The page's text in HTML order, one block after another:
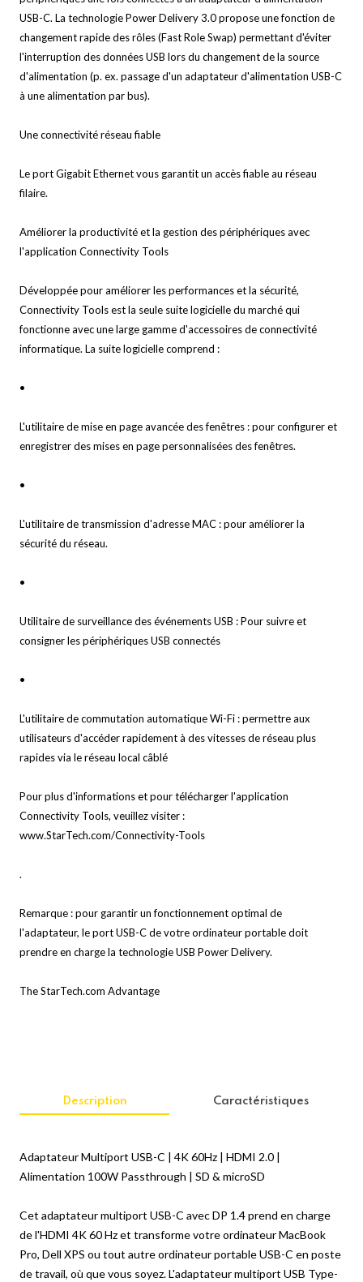
USB-C. La technologie Power Delivery 3.0 propose une fonction de
changement rapide des rôles (Fast Role Swap) permettant d'éviter
l'interruption des données USB lors du changement de la source
d'alimentation (p. ex. passage d'un adaptateur d'alimentation USB-C
à une alimentation par bus).
Une connectivité réseau fiable
Le port Gigabit Ethernet vous garantit un accès fiable au réseau
filaire.
Améliorer la productivité et la gestion des périphériques avec
l'application Connectivity Tools
Développée pour améliorer les performances et la sécurité,
Connectivity Tools est la seule suite logicielle du marché qui
fonctionne avec une large gamme d'accessoires de connectivité
informatique. La suite logicielle comprend :
•
L'utilitaire de mise en page avancée des fenêtres : pour configurer et
enregistrer des mises en page personnalisées des fenêtres.
•
L'utilitaire de transmission d'adresse MAC : pour améliorer la
sécurité du réseau.
•
Utilitaire de surveillance des événements USB : Pour suivre et
consigner les périphériques USB connectés
•
L'utilitaire de commutation automatique Wi-Fi : permettre aux
utilisateurs d'accéder rapidement à des vitesses de réseau plus
rapides via le réseau local câblé
Pour plus d'informations et pour télécharger l'application
Connectivity Tools, veuillez visiter :
www.StarTech.com/Connectivity-Tools
.
Remarque : pour garantir un fonctionnement optimal de
l'adaptateur, le port USB-C de votre ordinateur portable doit
prendre en charge la technologie USB Power Delivery.
The StarTech.com Advantage
Description Caractéristiques
Adaptateur Multiport USB-C | 4K 60Hz | HDMI 2.0 |
Alimentation 100W Passthrough | SD & microSD
Cet adaptateur multiport USB-C avec DP 1.4 prend en charge
de l'HDMI 4K 60 Hz et transforme votre ordinateur MacBook
Pro, Dell XPS ou tout autre ordinateur portable USB-C en poste
de travail, où que vous soyez. L'adaptateur multiport USB Type-